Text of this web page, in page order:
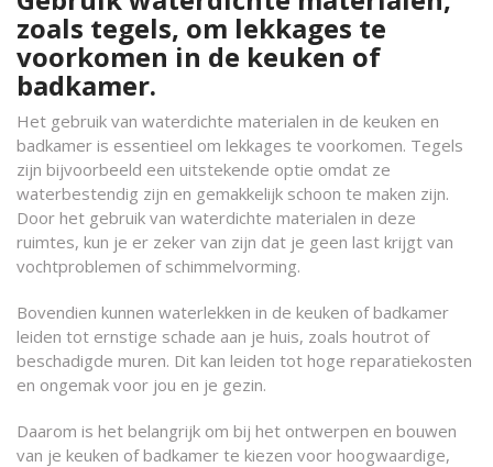
zoals tegels, om lekkages te
voorkomen in de keuken of
badkamer.
Het gebruik van waterdichte materialen in de keuken en
badkamer is essentieel om lekkages te voorkomen. Tegels
zijn bijvoorbeeld een uitstekende optie omdat ze
waterbestendig zijn en gemakkelijk schoon te maken zijn.
Door het gebruik van waterdichte materialen in deze
ruimtes, kun je er zeker van zijn dat je geen last krijgt van
vochtproblemen of schimmelvorming.
Bovendien kunnen waterlekken in de keuken of badkamer
leiden tot ernstige schade aan je huis, zoals houtrot of
beschadigde muren. Dit kan leiden tot hoge reparatiekosten
en ongemak voor jou en je gezin.
Daarom is het belangrijk om bij het ontwerpen en bouwen
van je keuken of badkamer te kiezen voor hoogwaardige,